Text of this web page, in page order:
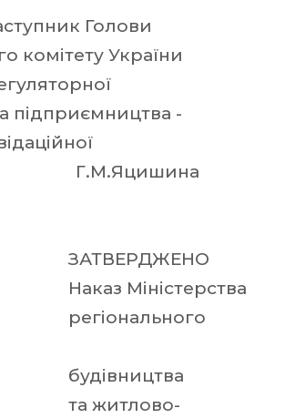
Голови
комітету України
підприємництва -
Г.М.Яцишина
Міністерства